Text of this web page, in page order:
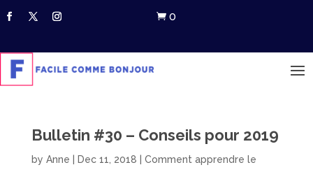
 0
Bulletin #30 – Conseils pour 2019
by Anne Dec 11, 2018
Comment apprendre le